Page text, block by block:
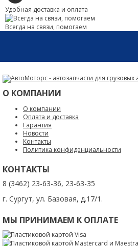
Удобная доставка и оплата
Всегда на связи, помогаем
О КОМПАНИИ
О компании
Оплата и доставка
Гарантия
Новости
Контакты
Политика конфиденциальности
КОНТАКТЫ
8 (3462) 23-63-36, 23-63-35
г. Сургут, ул. Базовая, д.17/1.
МЫ ПРИНИМАЕМ К ОПЛАТЕ